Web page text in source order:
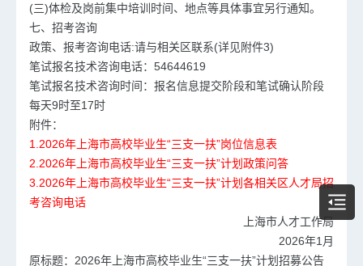
(三)体检及岗前集中培训时间、地点等具体事宜另行通知。
七、招考咨询
政策、报考咨询电话:请与相关区联系(详见附件3)
笔试报名技术咨询电话：54644619
笔试报名技术咨询时间：报名信息提交阶段和笔试确认阶段
每天9时至17时
附件：
1.2026年上海市高校毕业生“三支一扶”岗位信息表
2.2026年上海市高校毕业生“三支一扶”计划政策问答
3.2026年上海市高校毕业生“三支一扶”计划各相关区人才局招
考咨询电话
上海市人才工作局
2026年1月
原标题：2026年上海市高校毕业生“三支一扶”计划招募公告